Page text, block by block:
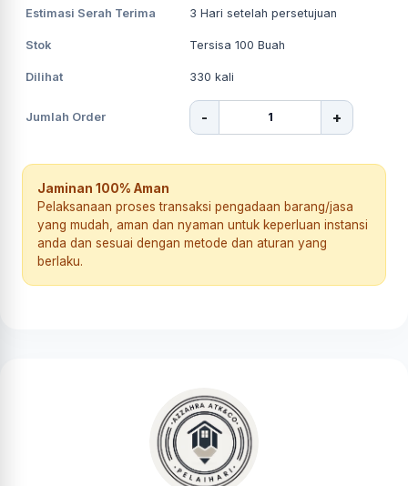
Estimasi Serah Terima 3 Hari setelah persetujuan
Stok Tersisa 100 Buah
Dilihat 330 kali
Jumlah Order - +
Jaminan 100% Aman
Pelaksanaan proses transaksi pengadaan barang/jasa
yang mudah, aman dan nyaman untuk keperluan instansi
anda dan sesuai dengan metode dan aturan yang
berlaku.